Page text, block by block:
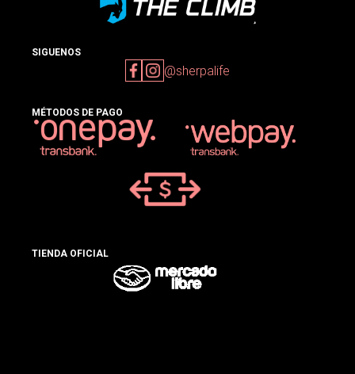
SIGUENOS
@sherpalife
MÉTODOS DE PAGO
TIENDA OFICIAL